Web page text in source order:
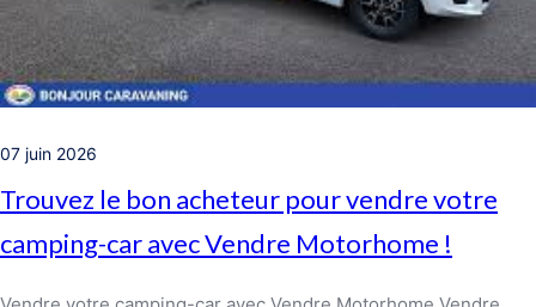
07 juin 2026
Trouvez le bon acheteur pour vendre votre
camping-car avec Vendre Motorhome !